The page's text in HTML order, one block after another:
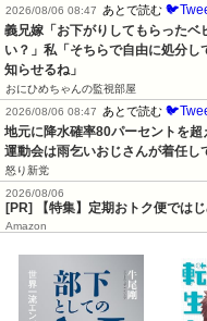
2026/08/06 08:47
あとで読む
義兄嫁「お下がりしてもらった
い？」私「そちらで自由に処分
知らせるね」
おにひめちゃんの監視部屋
2026/08/06 08:47
あとで読む
地元に降水確率80パーセントを
運動会は雨乞いおじさんが着任
怒り新党
2026/08/06
[PR] 【特集】定期おトク便では
Amazon